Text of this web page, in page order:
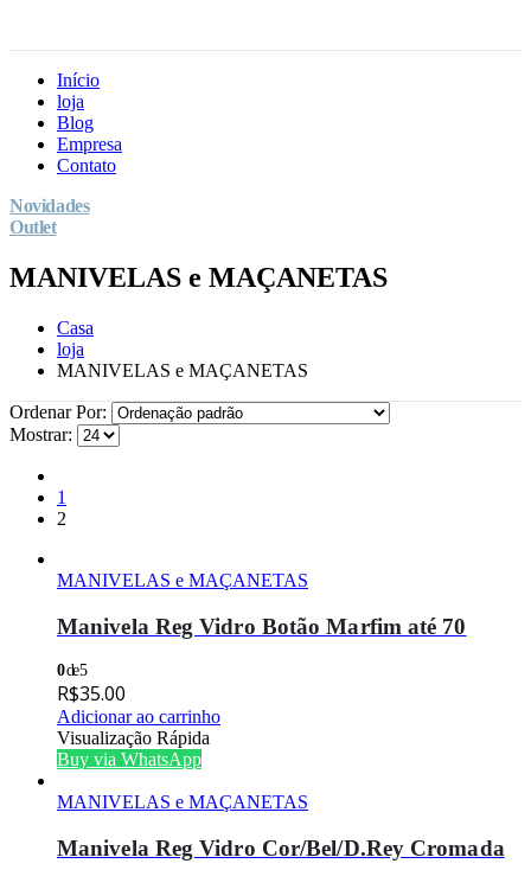
Início
loja
Blog
Empresa
Contato
Novidades
Outlet
MANIVELAS e MAÇANETAS
Casa
loja
MANIVELAS e MAÇANETAS
Ordenar Por:
Mostrar:
1
2
MANIVELAS e MAÇANETAS
Manivela Reg Vidro Botão Marfim até 70
0de 5
R$35.00
Adicionar ao carrinho
Visualização Rápida
Buy via WhatsApp
MANIVELAS e MAÇANETAS
Manivela Reg Vidro Cor/Bel/D.Rey Cromada